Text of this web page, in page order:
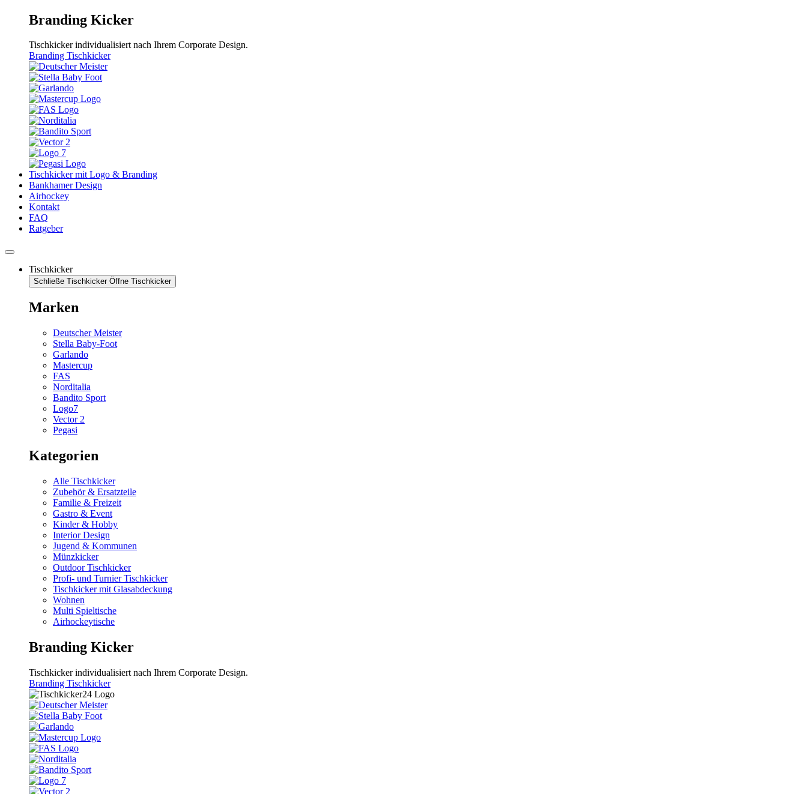
Branding Kicker
Tischkicker individualisiert nach Ihrem Corporate Design.
Branding Tischkicker
Tischkicker mit Logo & Branding
Bankhamer Design
Airhockey
Kontakt
FAQ
Ratgeber
Tischkicker
Schließe Tischkicker Öffne Tischkicker
Marken
Deutscher Meister
Stella Baby-Foot
Garlando
Mastercup
FAS
Norditalia
Bandito Sport
Logo7
Vector 2
Pegasi
Kategorien
Alle Tischkicker
Zubehör & Ersatzteile
Familie & Freizeit
Gastro & Event
Kinder & Hobby
Interior Design
Jugend & Kommunen
Münzkicker
Outdoor Tischkicker
Profi- und Turnier Tischkicker
Tischkicker mit Glasabdeckung
Wohnen
Multi Spieltische
Airhockeytische
Branding Kicker
Tischkicker individualisiert nach Ihrem Corporate Design.
Branding Tischkicker